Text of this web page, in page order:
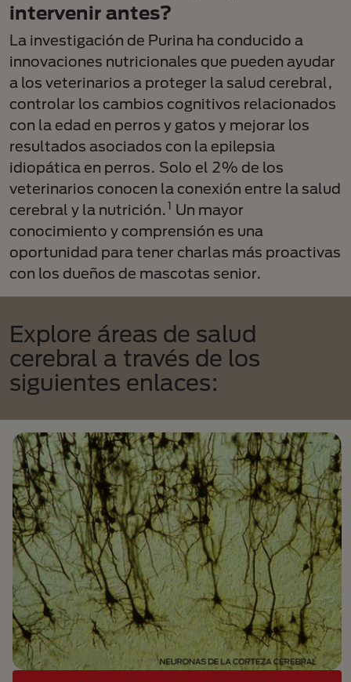
intervenir antes?
La investigación de Purina ha conducido a
innovaciones nutricionales que pueden ayudar
a los veterinarios a proteger la salud cerebral,
controlar los cambios cognitivos relacionados
con la edad en perros y gatos y mejorar los
resultados asociados con la epilepsia
idiopática en perros. Solo el 2% de los
veterinarios conocen la conexión entre la salud
cerebral y la nutrición.1 Un mayor
conocimiento y comprensión es una
oportunidad para tener charlas más proactivas
con los dueños de mascotas senior.
Explore áreas de salud
cerebral a través de los
siguientes enlaces: